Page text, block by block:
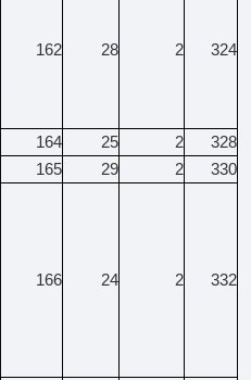
324
2
28
162
328
2
25
164
330
2
29
165
332
2
24
166